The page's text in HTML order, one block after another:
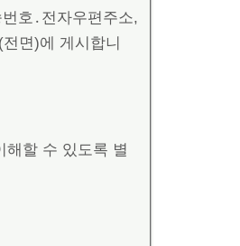
호․전자우편주소,
면)에 게시합니
할 수 있도록 별